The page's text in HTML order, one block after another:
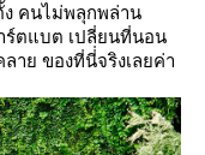
คนไม่พลุกพล่าน
ร์ตแบต เปลี่ยนที่นอน
าย ของที่นี่่จริงเลยค่า